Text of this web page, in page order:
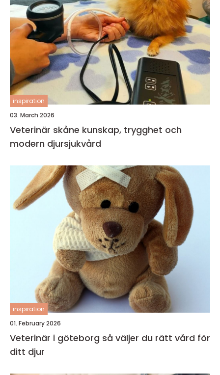
inspiration
03. March 2026
Veterinär skåne kunskap, trygghet och
modern djursjukvård
inspiration
01. February 2026
Veterinär i göteborg så väljer du rätt vård för
ditt djur